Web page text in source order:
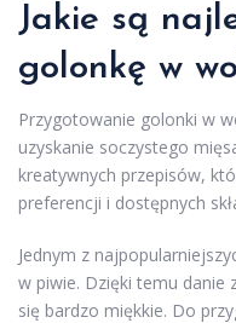
Jakie są
golonkę w
Przygotowanie golonki w
uzyskanie soczystego
kreatywnych przepisów,
preferencji i dostępnych
Jednym z
w piwie. Dzięki temu danie
się bardzo miękkie. Do